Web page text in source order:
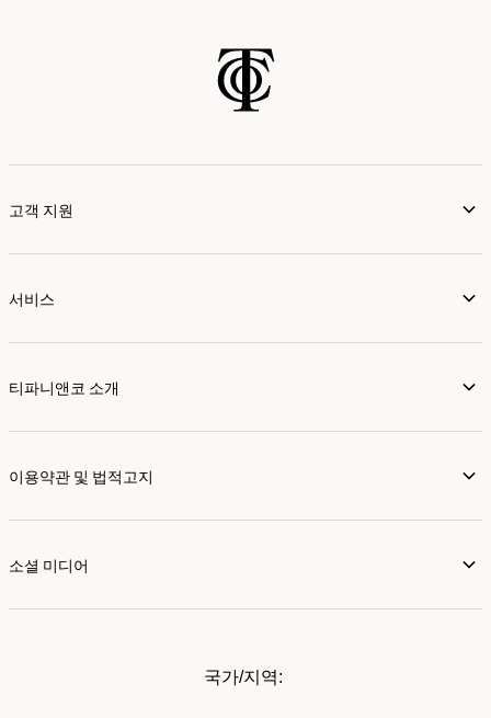
고객 지원
서비스
티파니앤코 소개
이용약관 및 법적고지
소셜 미디어
국가/지역: